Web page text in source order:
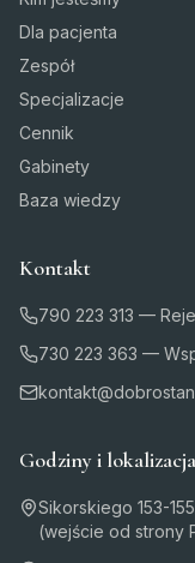
Dla pacjenta
Zespół
Specjalizacje
Cennik
Gabinety
Baza wiedzy
Kontakt
790 223 313 —
730 223 363 —
Godziny i lokalizacja
Sikorskiego 153-
(wejście od strony